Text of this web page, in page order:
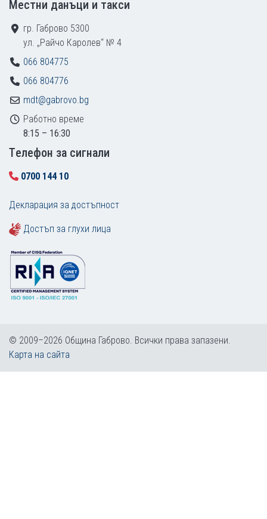
Местни данъци и такси
гр. Габрово 5300
ул. „Райчо Каролев“ № 4
066 804775
066 804776
mdt@gabrovo.bg
Работно време
8:15 – 16:30
Tелефон за сигнали
0700 144 10
Декларация за достъпност
Достъп за глухи лица
© 2009–2026 Община Габрово. Всички права запазени.
Карта на сайта